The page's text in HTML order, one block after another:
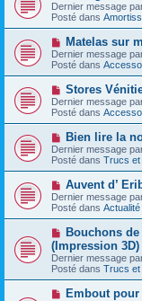
s
a
g
e
u
m
e
s
a
g
e
o
u
v
e
a
u
m
e
s
s
a
g
e
Dernier message
Posté dans
N
o
u
v
e
a
u
m
e
s
a
g
Matelas sur
Dernier message
Posté dans
N
o
u
v
e
a
u
m
e
s
s
a
g
e
Stores
Dernier message
Posté dans
N
o
u
v
a
u
m
e
s
a
g
e
Bien lire la
Dernier message
Posté dans Trucs et
N
o
u
v
e
a
u
m
e
s
s
Auvent d’
Dernier message
Posté dans
N
u
v
e
a
Bouchons
(Impression 3D)
Dernier message
Posté dans Trucs et
NEmbout pour